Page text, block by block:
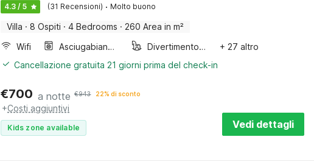
4.3 / 5 (31 Recensioni) · Molto buono
Villa · 8 Ospiti · 4 Bedrooms · 260 Area in m²
Wifi
Asciugabiancheria Divertimento per bambini
+ 27 altro
Cancellazione gratuita 21 giorni prima del check-in
€700 a notte €943 22% di sconto
+Costi aggiuntivi
Kids zone available Vedi dettagli